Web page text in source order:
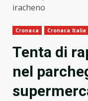
iracheno
Cronaca Cronaca Italia
Tenta di
nel